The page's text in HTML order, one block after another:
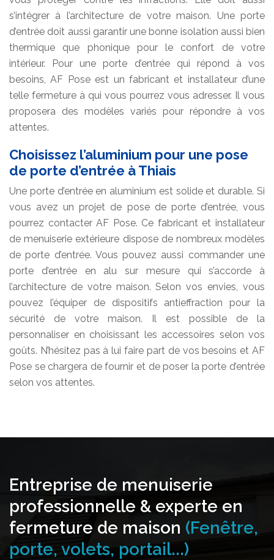
s’intégrer à l’architecture de votre maison. Une porte
d’entrée doit aussi garantir une bonne isolation aussi bien
thermique que phonique pour le confort de votre
intérieur. Pour une porte d’entrée qui répond à vos
besoins, AF Pose est un fabricant et installateur d’une
telle fermeture à qui vous pourrez vous adresser. Il vous
proposera des modèles variés pour répondre à vos
attentes.
Choisissez l’aluminium pour une pose
de porte d’entrée à Thiais
Une porte d’entrée en aluminium est solide et durable. Si
vous avez un projet de pose de porte d’entrée, vous
pourrez contacter AF Pose. Ce fabricant et installateur
de menuiserie extérieure dispose de nombreux modèles
de porte d’entrée. Vous pouvez aussi commander une
porte d’entrée en alu sur mesure qui s’accorde à
l’architecture de votre maison. Selon vos envies, vous
pouvez l’équiper de dispositifs antieffraction pour la
sécurité de votre maison. Il est possible de la
personnaliser en choisissant les accessoires selon vos
goûts. N’hésitez pas à lui faire part de vos besoins et AF
Pose se chargera de fournir et de poser la porte d’entrée
selon vos attentes.
Entreprise de menuiserie
professionnelle & experte en
fermeture de maison (Fenêtre,
porte, volets, portail...)